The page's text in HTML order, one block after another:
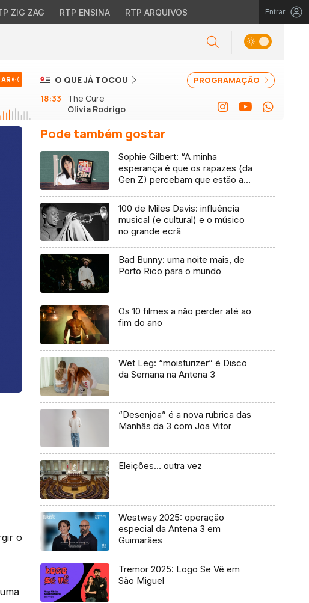
ZIG ZAG RTP ENSINA RTP ARQUIVOS Entrar
AR PROGRAMAÇÃO
O QUE JÁ TOCOU
18:33
The Cure
Olivia Rodrigo
o
Pode também gostar
Sophie Gilbert: “A minha
esperança é que os rapazes (da
Gen Z) percebam que estão a
100 de Miles Davis: influência
musical (e cultural) e o músico
no grande ecrã
Bad Bunny: uma noite mais, de
Porto Rico para o mundo
Os 10 filmes a não perder até ao
fim do ano
Wet Leg: “moisturizer” é Disco
da Semana na Antena 3
“Desenjoa” é a nova rubrica das
Manhãs da 3 com Joa Vitor
Eleições… outra vez
Westway 2025: operação
especial da Antena 3 em
Guimarães
Tremor 2025: Logo Se Vê em
São Miguel